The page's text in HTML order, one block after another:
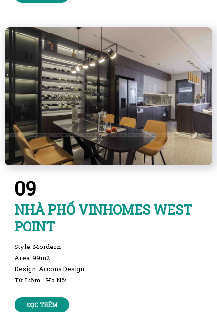
09
NHÀ PHỐ VINHOMES WEST
POINT
Style: Mordern
Area: 99m2
Design: Accons Design
Từ Liêm - Hà Nội
ĐỌC THÊM